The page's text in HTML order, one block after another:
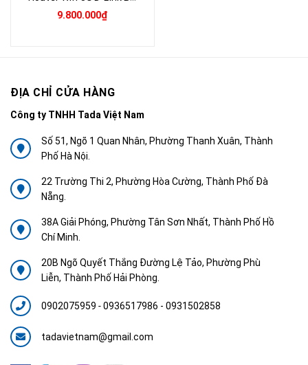
9.800.000₫
ĐỊA CHỈ CỬA HÀNG
Công ty TNHH Tada Việt Nam
Số 51, Ngõ 1 Quan Nhân, Phường Thanh Xuân, Thành
Phố Hà Nội.
22 Trường Thi 2, Phường Hòa Cường, Thành Phố Đà
Nẵng.
38A Giải Phóng, Phường Tân Sơn Nhất, Thành Phố Hồ
Chí Minh.
20B Ngõ Quyết Thắng Đường Lệ Tảo, Phường Phù
Liễn, Thành Phố Hải Phòng.
0902075959 -0936517986 - 0931502858
tadavietnam@gmail.com